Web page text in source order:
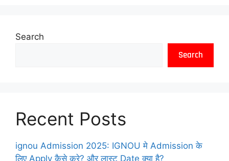
Search
Search
Recent Posts
ignou Admission 2025: IGNOU मे Admission के
लिए Apply कैसे करे? और लास्ट Date क्या है?